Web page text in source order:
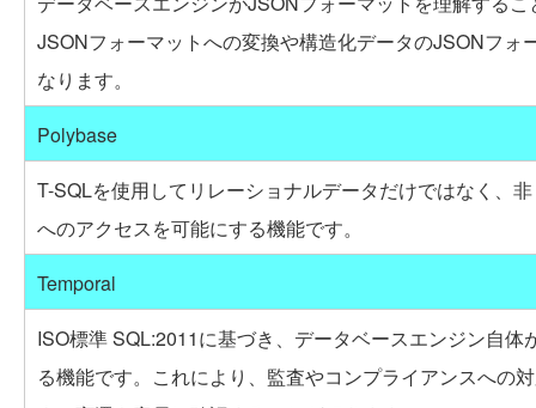
JSONフォーマットへの変換や構造化データのJSONフォ
なります。
Polybase
T-SQLを使用してリレーショナルデータだけではなく、
へのアクセスを可能にする機能です。
Temporal
ISO標準 SQL:2011に基づき、データベースエンジン自体
る機能です。これにより、監査やコンプライアンスへの